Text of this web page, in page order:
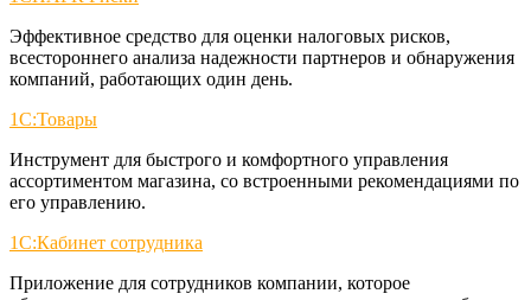
Эффективное средство для оценки налоговых рисков,
всестороннего анализа надежности партнеров и обнаружения
компаний, работающих один день.
1С:Товары
Инструмент для быстрого и комфортного управления
ассортиментом магазина, со встроенными рекомендациями по
его управлению.
1С:Кабинет сотрудника
Приложение для сотрудников компании, которое